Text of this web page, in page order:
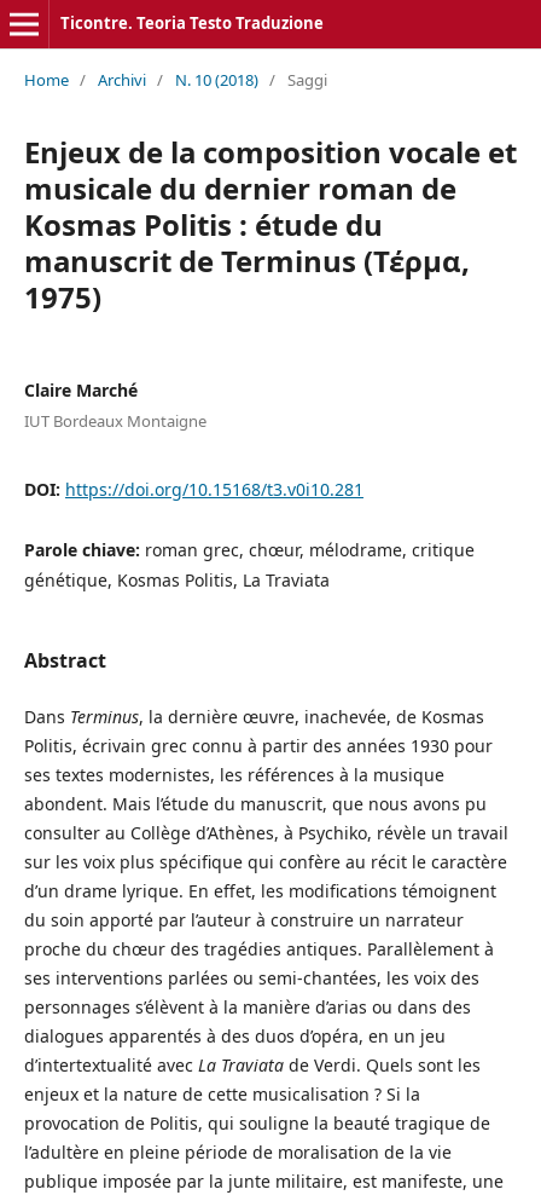
Ticontre. Teoria Testo Traduzione
Home / Archivi / N. 10 (2018) / Saggi
Enjeux de la composition vocale et
musicale du dernier roman de
Kosmas Politis : étude du
manuscrit de Terminus (Τέρμα,
1975)
Claire Marché
IUT Bordeaux Montaigne
DOI: https://doi.org/10.15168/t3.v0i10.281
Parole chiave: roman grec, chœur, mélodrame, critique
génétique, Kosmas Politis, La Traviata
Abstract
Dans Terminus, la dernière œuvre, inachevée, de Kosmas
Politis, écrivain grec connu à partir des années 1930 pour
ses textes modernistes, les références à la musique
abondent. Mais l’étude du manuscrit, que nous avons pu
consulter au Collège d’Athènes, à Psychiko, révèle un travail
sur les voix plus spécifique qui confère au récit le caractère
d’un drame lyrique. En effet, les modifications témoignent
du soin apporté par l’auteur à construire un narrateur
proche du chœur des tragédies antiques. Parallèlement à
ses interventions parlées ou semi-chantées, les voix des
personnages s’élèvent à la manière d’arias ou dans des
dialogues apparentés à des duos d’opéra, en un jeu
d’intertextualité avec La Traviatade Verdi. Quels sont les
enjeux et la nature de cette musicalisation ? Si la
provocation de Politis, qui souligne la beauté tragique de
l’adultère en pleine période de moralisation de la vie
publique imposée par la junte militaire, est manifeste, une